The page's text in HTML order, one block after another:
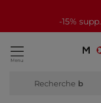
-15%
Recherche bott